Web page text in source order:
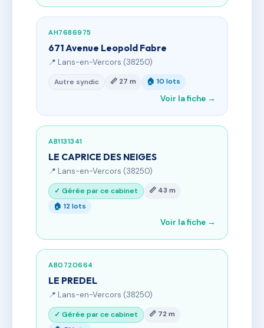
AH7686975
671 Avenue Leopold Fabre
📍 Lans-en-Vercors (38250)
Autre syndic 📏 27 m 🏠 10 lots
Voir la fiche →
AB1131341
LE CAPRICE DES NEIGES
📍 Lans-en-Vercors (38250)
✓ Gérée par ce cabinet
📏 43 m
🏠 12 lots
Voir la fiche →
AB0720664
LE PREDEL
📍 Lans-en-Vercors (38250)
✓ Gérée par ce cabinet
📏 72 m